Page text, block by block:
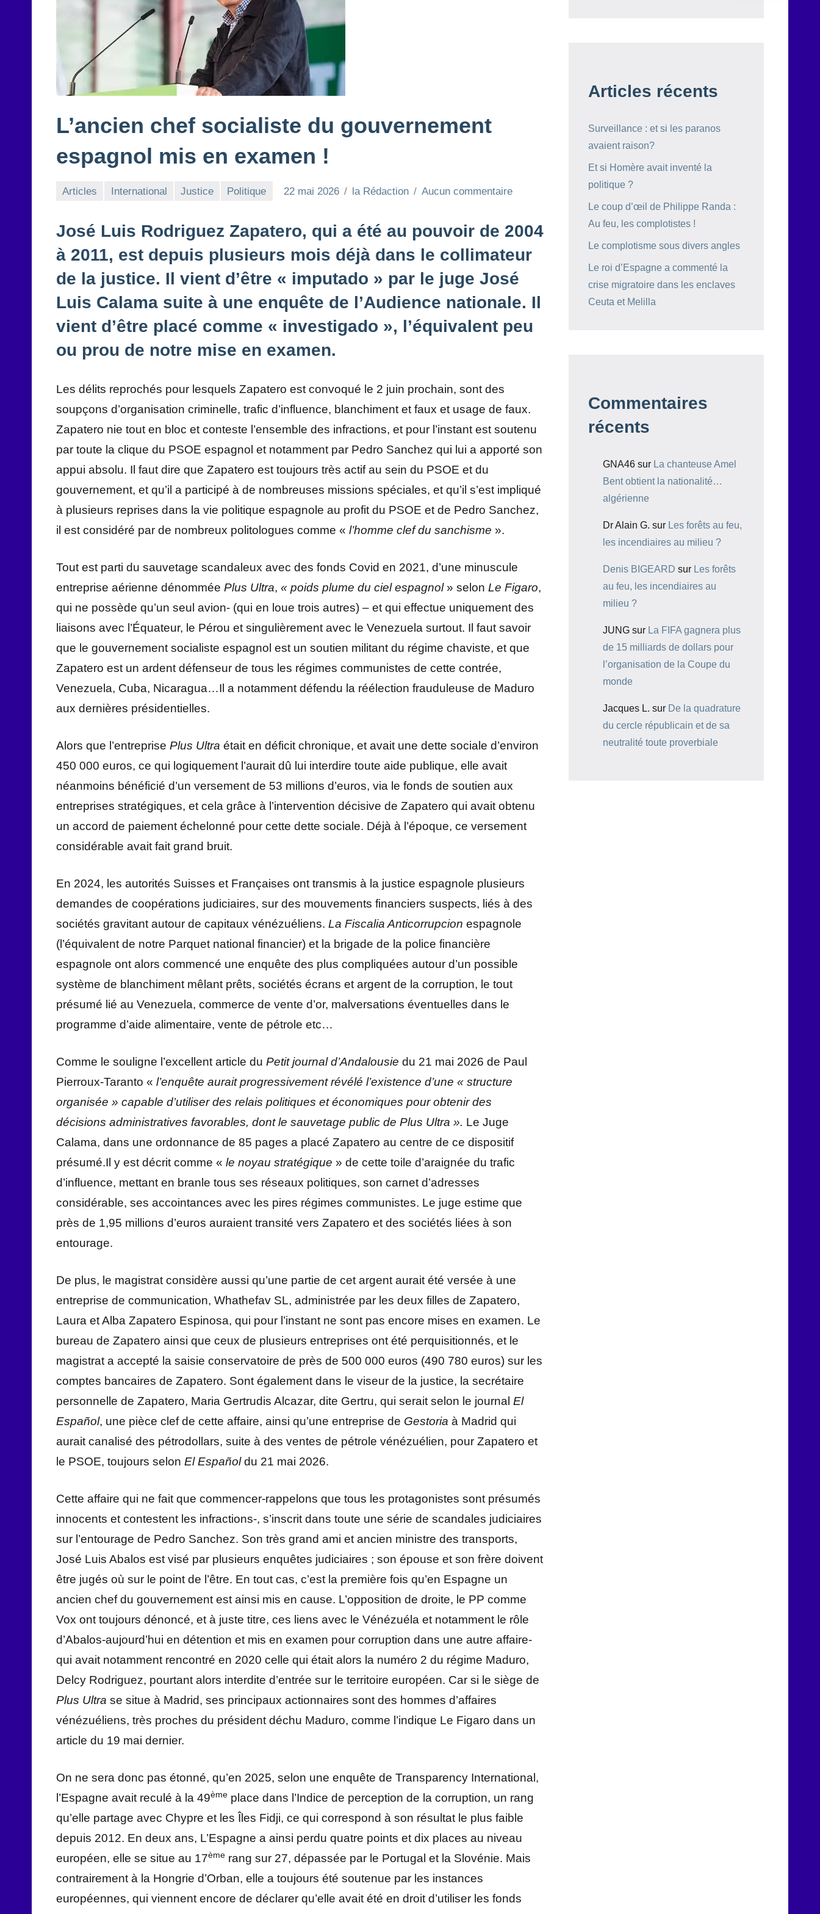
L’ancien chef socialiste du gouvernement
espagnol mis en examen !
Articles International Justice Politique 22 mai 2026 la Rédaction Aucun commentaire
José Luis Rodriguez Zapatero, qui a été au pouvoir de 2004
à 2011, est depuis plusieurs mois déjà dans le collimateur
de la justice. Il vient d’être « imputado » par le juge José
Luis Calama suite à une enquête de l’Audience nationale. Il
vient d’être placé comme « investigado », l’équivalent peu
ou prou de notre mise en examen.
Les délits reprochés pour lesquels Zapatero est convoqué le 2 juin prochain, sont des
soupçons d’organisation criminelle, trafic d’influence, blanchiment et faux et usage de faux.
Zapatero nie tout en bloc et conteste l’ensemble des infractions, et pour l’instant est soutenu
par toute la clique du PSOE espagnol et notamment par Pedro Sanchez qui lui a apporté son
appui absolu. Il faut dire que Zapatero est toujours très actif au sein du PSOE et du
gouvernement, et qu’il a participé à de nombreuses missions spéciales, et qu’il s’est impliqué
à plusieurs reprises dans la vie politique espagnole au profit du PSOE et de Pedro Sanchez,
il est considéré par de nombreux politologues comme « l’homme clef du sanchisme ».
Tout est parti du sauvetage scandaleux avec des fonds Covid en 2021, d’une minuscule
entreprise aérienne dénommée Plus Ultra, « poids plume du ciel espagnol» selon Le Figaro,
qui ne possède qu’un seul avion- (qui en loue trois autres) – et qui effectue uniquement des
liaisons avec l’Équateur, le Pérou et singulièrement avec le Venezuela surtout. Il faut savoir
que le gouvernement socialiste espagnol est un soutien militant du régime chaviste, et que
Zapatero est un ardent défenseur de tous les régimes communistes de cette contrée,
Venezuela, Cuba, Nicaragua…Il a notamment défendu la réélection frauduleuse de Maduro
aux dernières présidentielles.
Alors que l’entreprise Plus Ultra était en déficit chronique, et avait une dette sociale d’environ
450 000 euros, ce qui logiquement l’aurait dû lui interdire toute aide publique, elle avait
néanmoins bénéficié d’un versement de 53 millions d’euros, via le fonds de soutien aux
entreprises stratégiques, et cela grâce à l’intervention décisive de Zapatero qui avait obtenu
un accord de paiement échelonné pour cette dette sociale. Déjà à l’époque, ce versement
considérable avait fait grand bruit.
En 2024, les autorités Suisses et Françaises ont transmis à la justice espagnole plusieurs
demandes de coopérations judiciaires, sur des mouvements financiers suspects, liés à des
sociétés gravitant autour de capitaux vénézuéliens. La Fiscalia Anticorrupcion espagnole
(l’équivalent de notre Parquet national financier) et la brigade de la police financière
espagnole ont alors commencé une enquête des plus compliquées autour d’un possible
système de blanchiment mêlant prêts, sociétés écrans et argent de la corruption, le tout
présumé lié au Venezuela, commerce de vente d’or, malversations éventuelles dans le
programme d’aide alimentaire, vente de pétrole etc…
Comme le souligne l’excellent article du Petit journal d’Andalousie du 21 mai 2026 de Paul
Pierroux-Taranto « l’enquête aurait progressivement révélé l’existence d’une « structure
organisée » capable d’utiliser des relais politiques et économiques pour obtenir des
décisions administratives favorables, dont le sauvetage public de Plus Ultra ». Le Juge
Calama, dans une ordonnance de 85 pages a placé Zapatero au centre de ce dispositif
présumé.Il y est décrit comme « le noyau stratégique » de cette toile d’araignée du trafic
d’influence, mettant en branle tous ses réseaux politiques, son carnet d’adresses
considérable, ses accointances avec les pires régimes communistes. Le juge estime que
près de 1,95 millions d’euros auraient transité vers Zapatero et des sociétés liées à son
entourage.
De plus, le magistrat considère aussi qu’une partie de cet argent aurait été versée à une
entreprise de communication, Whathefav SL, administrée par les deux filles de Zapatero,
Laura et Alba Zapatero Espinosa, qui pour l’instant ne sont pas encore mises en examen. Le
bureau de Zapatero ainsi que ceux de plusieurs entreprises ont été perquisitionnés, et le
magistrat a accepté la saisie conservatoire de près de 500 000 euros (490 780 euros) sur les
comptes bancaires de Zapatero. Sont également dans le viseur de la justice, la secrétaire
personnelle de Zapatero, Maria Gertrudis Alcazar, dite Gertru, qui serait selon le journal El
Español, une pièce clef de cette affaire, ainsi qu’une entreprise de Gestoria à Madrid qui
aurait canalisé des pétrodollars, suite à des ventes de pétrole vénézuélien, pour Zapatero et
le PSOE, toujours selon El Españoldu 21 mai 2026.
Cette affaire qui ne fait que commencer-rappelons que tous les protagonistes sont présumés
innocents et contestent les infractions-, s’inscrit dans toute une série de scandales judiciaires
sur l’entourage de Pedro Sanchez. Son très grand ami et ancien ministre des transports,
José Luis Abalos est visé par plusieurs enquêtes judiciaires ; son épouse et son frère doivent
être jugés où sur le point de l’être. En tout cas, c’est la première fois qu’en Espagne un
ancien chef du gouvernement est ainsi mis en cause. L’opposition de droite, le PP comme
Vox ont toujours dénoncé, et à juste titre, ces liens avec le Vénézuéla et notamment le rôle
d’Abalos-aujourd’hui en détention et mis en examen pour corruption dans une autre affaire-
qui avait notamment rencontré en 2020 celle qui était alors la numéro 2 du régime Maduro,
Delcy Rodriguez, pourtant alors interdite d’entrée sur le territoire européen. Car si le siège de
Plus Ultra se situe à Madrid, ses principaux actionnaires sont des hommes d’affaires
vénézuéliens, très proches du président déchu Maduro, comme l’indique Le Figaro dans un
article du 19 mai dernier.
On ne sera donc pas étonné, qu’en 2025, selon une enquête de Transparency International,
l’Espagne avait reculé à la 49ème place dans l’Indice de perception de la corruption, un rang
qu’elle partage avec Chypre et les Îles Fidji, ce qui correspond à son résultat le plus faible
depuis 2012. En deux ans, L’Espagne a ainsi perdu quatre points et dix places au niveau
européen, elle se situe au 17ème rang sur 27, dépassée par le Portugal et la Slovénie. Mais
contrairement à la Hongrie d’Orban, elle a toujours été soutenue par les instances
européennes, qui viennent encore de déclarer qu’elle avait été en droit d’utiliser les fonds
Articles récents
Surveillance : et si les paranos
avaient raison?
Et si Homère avait inventé la
politique ?
Le coup d’œil de Philippe Randa :
Au feu, les complotistes !
Le complotisme sous divers angles
Le roi d’Espagne a commenté la
crise migratoire dans les enclaves
Ceuta et Melilla
Commentaires
récents
GNA46 sur La chanteuse Amel
Bent obtient la nationalité…
algérienne
Dr Alain G. sur Les forêts au feu,
les incendiaires au milieu ?
Denis BIGEARD sur Les forêts
au feu, les incendiaires au
milieu ?
JUNG sur La FIFA gagnera plus
de 15 milliards de dollars pour
l’organisation de la Coupe du
monde
Jacques L. sur De la quadrature
du cercle républicain et de sa
neutralité toute proverbiale